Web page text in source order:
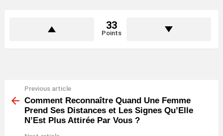
33
Points
more
Previous article
Comment Reconnaître Quand Une Femme
Prend Ses Distances et Les Signes Qu’Elle
N’Est Plus Attirée Par Vous ?